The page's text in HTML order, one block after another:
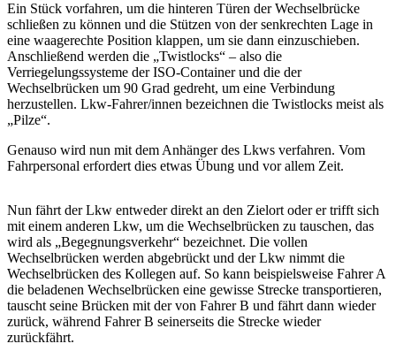
Ein Stück vorfahren, um die hinteren Türen der Wechselbrücke
schließen zu können und die Stützen von der senkrechten Lage in
eine waagerechte Position klappen, um sie dann einzuschieben.
Anschließend werden die „Twistlocks“ – also die
Verriegelungssysteme der ISO-Container und die der
Wechselbrücken um 90 Grad gedreht, um eine Verbindung
herzustellen. Lkw-Fahrer/innen bezeichnen die Twistlocks meist als
„Pilze“.
Genauso wird nun mit dem Anhänger des Lkws verfahren. Vom
Fahrpersonal erfordert dies etwas Übung und vor allem Zeit.
Nun fährt der Lkw entweder direkt an den Zielort oder er trifft sich
mit einem anderen Lkw, um die Wechselbrücken zu tauschen, das
wird als „Begegnungsverkehr“ bezeichnet. Die vollen
Wechselbrücken werden abgebrückt und der Lkw nimmt die
Wechselbrücken des Kollegen auf. So kann beispielsweise Fahrer A
die beladenen Wechselbrücken eine gewisse Strecke transportieren,
tauscht seine Brücken mit der von Fahrer B und fährt dann wieder
zurück, während Fahrer B seinerseits die Strecke wieder
zurückfährt.